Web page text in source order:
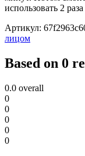
использовать 2
Артикул:
лицом
Based on 0
0.0 overall
0
0
0
0
0